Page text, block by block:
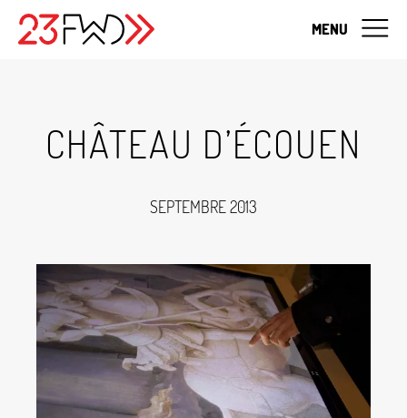
MENU
CHÂTEAU D’ÉCOUEN
SEPTEMBRE 2013